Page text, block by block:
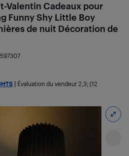
Valentin Cadeaux pour
Funny Shy Little Boy
de nuit Décoration de
Évaluation du vendeur 2,3; (12